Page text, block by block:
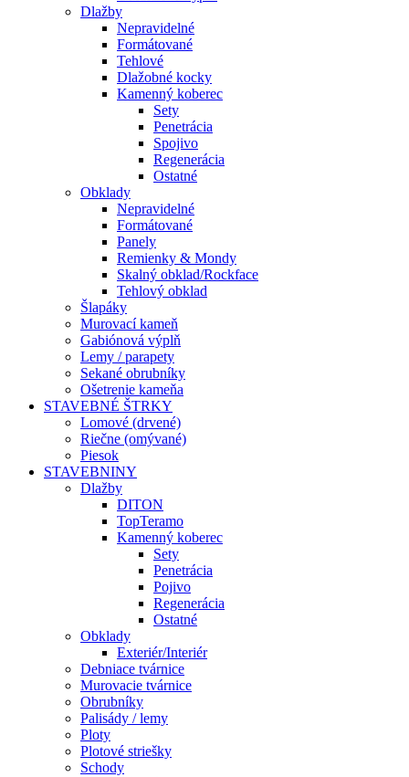
Dlažby
Nepravidelné
Formátované
Tehlové
Dlažobné kocky
Kamenný koberec
Sety
Penetrácia
Spojivo
Regenerácia
Ostatné
Obklady
Nepravidelné
Formátované
Panely
Remienky & Mondy
Skalný obklad/Rockface
Tehlový obklad
Šlapáky
Murovací kameň
Gabiónová výplň
Lemy / parapety
Sekané obrubníky
Ošetrenie kameňa
STAVEBNÉ ŠTRKY
Lomové (drvené)
Riečne (omývané)
Piesok
STAVEBNINY
Dlažby
DITON
TopTeramo
Kamenný koberec
Sety
Penetrácia
Pojivo
Regenerácia
Ostatné
Obklady
Exteriér/Interiér
Debniace tvárnice
Murovacie tvárnice
Obrubníky
Palisády / lemy
Ploty
Plotové striešky
Schody